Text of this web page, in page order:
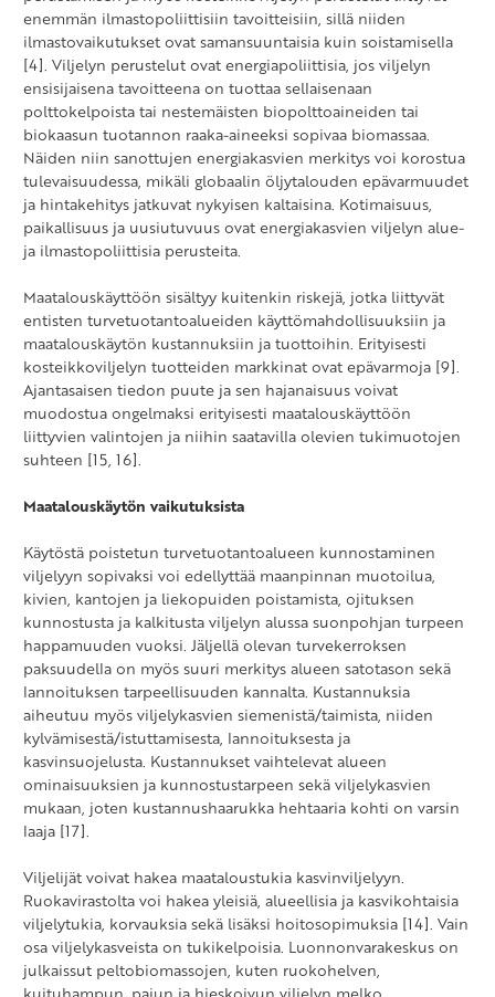
enemmän ilmastopoliittisiin tavoitteisiin, sillä niiden
ilmastovaikutukset ovat samansuuntaisia kuin soistamisella
[4]. Viljelyn perustelut ovat energiapoliittisia, jos viljelyn
ensisijaisena tavoitteena on tuottaa sellaisenaan
polttokelpoista tai nestemäisten biopolttoaineiden tai
biokaasun tuotannon raaka-aineeksi sopivaa biomassaa.
Näiden niin sanottujen energiakasvien merkitys voi korostua
tulevaisuudessa, mikäli globaalin öljytalouden epävarmuudet
ja hintakehitys jatkuvat nykyisen kaltaisina. Kotimaisuus,
paikallisuus ja uusiutuvuus ovat energiakasvien viljelyn alue-
ja ilmastopoliittisia perusteita.
Maatalouskäyttöön sisältyy kuitenkin riskejä, jotka liittyvät
entisten turvetuotantoalueiden käyttömahdollisuuksiin ja
maatalouskäytön kustannuksiin ja tuottoihin. Erityisesti
kosteikkoviljelyn tuotteiden markkinat ovat epävarmoja [9].
Ajantasaisen tiedon puute ja sen hajanaisuus voivat
muodostua ongelmaksi erityisesti maatalouskäyttöön
liittyvien valintojen ja niihin saatavilla olevien tukimuotojen
suhteen [15, 16].
Maatalouskäytön vaikutuksista
Käytöstä poistetun turvetuotantoalueen kunnostaminen
viljelyyn sopivaksi voi edellyttää maanpinnan muotoilua,
kivien, kantojen ja liekopuiden poistamista, ojituksen
kunnostusta ja kalkitusta viljelyn alussa suonpohjan turpeen
happamuuden vuoksi. Jäljellä olevan turvekerroksen
paksuudella on myös suuri merkitys alueen satotason sekä
lannoituksen tarpeellisuuden kannalta. Kustannuksia
aiheutuu myös viljelykasvien siemenistä/taimista, niiden
kylvämisestä/istuttamisesta, lannoituksesta ja
kasvinsuojelusta. Kustannukset vaihtelevat alueen
ominaisuuksien ja kunnostustarpeen sekä viljelykasvien
mukaan, joten kustannushaarukka hehtaaria kohti on varsin
laaja [17].
Viljelijät voivat hakea maataloustukia kasvinviljelyyn.
Ruokavirastolta voi hakea yleisiä, alueellisia ja kasvikohtaisia
viljelytukia, korvauksia sekä lisäksi hoitosopimuksia [14]. Vain
osa viljelykasveista on tukikelpoisia. Luonnonvarakeskus on
julkaissut peltobiomassojen, kuten ruokohelven,